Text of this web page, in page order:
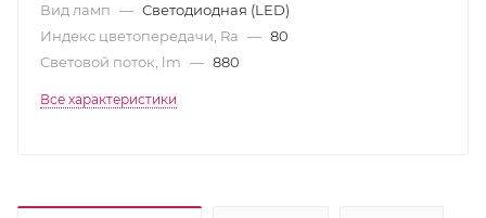
Вид ламп — Светодиодная (LED)
Индекс цветопередачи, Ra — 80
Световой поток, lm — 880
Все характеристики